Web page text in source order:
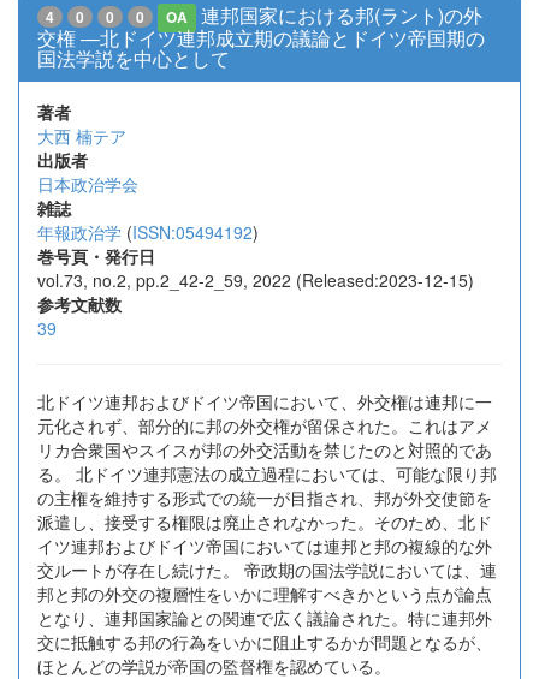
4 0 0 0 OA
連邦国家における邦(ラント)の外
交権 ―北ドイツ連邦成立期の議論とドイツ帝国期の
国法学説を中心として
著者
大西 楠テア
出版者
日本政治学会
雑誌
年報政治学 (ISSN:05494192)
巻号頁・発行日
vol.73, no.2, pp.2_42-2_59, 2022 (Released:2023-12-15)
参考文献数
39
北ドイツ連邦およびドイツ帝国において、外交権は連邦に一
元化されず、部分的に邦の外交権が留保された。これはアメ
リカ合衆国やスイスが邦の外交活動を禁じたのと対照的であ
る。 北ドイツ連邦憲法の成立過程においては、可能な限り邦
の主権を維持する形式での統一が目指され、邦が外交使節を
派遣し、接受する権限は廃止されなかった。そのため、北ド
イツ連邦およびドイツ帝国においては連邦と邦の複線的な外
交ルートが存在し続けた。 帝政期の国法学説においては、連
邦と邦の外交の複層性をいかに理解すべきかという点が論点
となり、連邦国家論との関連で広く議論された。特に連邦外
交に抵触する邦の行為をいかに阻止するかが問題となるが、
ほとんどの学説が帝国の監督権を認めている。